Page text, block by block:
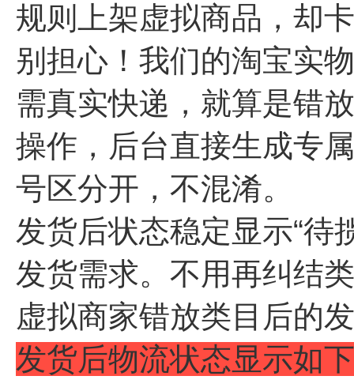
规则上架虚拟商品，却
别担心！我们的淘宝实
需真实快递，就算是错
操作，后台直接生成专
号区分开，不混淆。
发货后状态稳定显示“待
发货需求。不用再纠结
虚拟商家错放类目后的
发货后物流状态显示如